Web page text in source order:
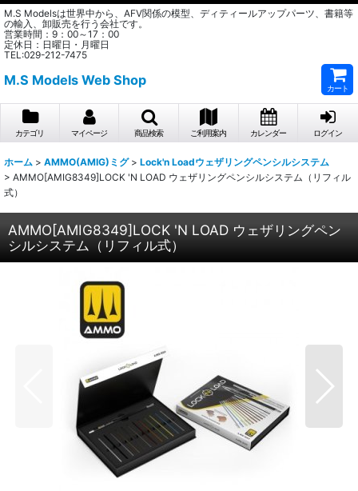
M.S Modelsは世界中から、AFV関係の模型、ディティールアップパーツ、書籍等
の輸入、卸販売を行う会社です。
営業時間：9：00～17：00
定休日：日曜日・月曜日
TEL:029-212-7475
M.S Models Web Shop
カート
カテゴリ マイページ 商品検索 ご利用案内 カレンダー ログイン
ホーム > AMMO(AMIG)ミグ > Lock'n Loadウェザリングペンシルシステム
> AMMO[AMIG8349]LOCK 'N LOAD ウェザリングペンシルシステム（リフィル
式）
AMMO[AMIG8349]LOCK 'N LOAD ウェザリングペン
シルシステム（リフィル式）